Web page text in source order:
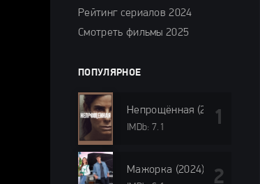
Рейтинг сериалов 2024
Смотреть фильмы 2025
ПОПУЛЯРНОЕ
Непрощённая (2024)
IMDb: 7.1
Мажорка (2024)